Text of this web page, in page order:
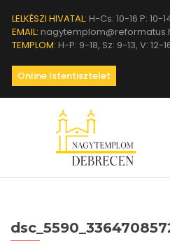
LELKÉSZI HIVATAL: H-Cs: 10-16 P: 10-
EMAIL:
TEMPLOM: H-P: 9-18, Sz: 9-13, V: 12-
Online Istentisztelet